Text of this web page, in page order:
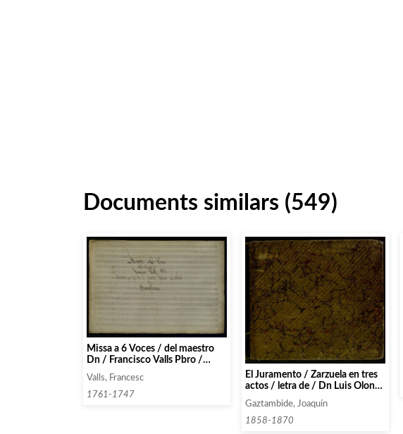
Documents similars (549)
Missa a 6 Voces / del maestro
Dn / Francisco Valls Pbro /
Maestro que fue de la Sancta
yglesia Catedral / de / Barcelona
Valls, Francesc
1761-1747
El Juramento / Zarzuela en tres
actos / letra de / Dn Luis Olona
/ Musica de / D.n J.
Gaztambide.
Gaztambide, Joaquín
1858-1870